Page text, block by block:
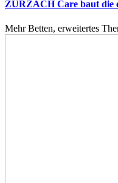
ZURZACH Care baut die
Mehr Betten, erweitertes